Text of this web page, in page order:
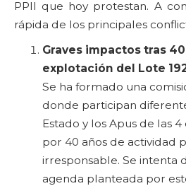
PPII que hoy protestan. A
rápida de los principales
Graves impactos tras
explotación del Lote
Se ha formado una
donde participan
Estado y los Apus de las
por 40 años de actividad
irresponsable. Se intenta
agenda planteada por